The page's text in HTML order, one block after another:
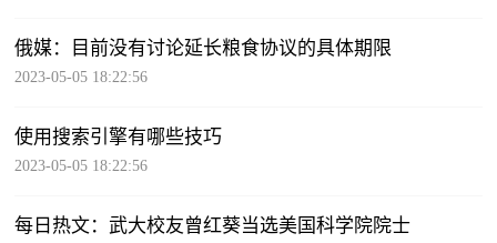
俄媒：目前没有讨论延长粮食协议的具体期限
2023-05-05 18:22:56
使用搜索引擎有哪些技巧
2023-05-05 18:22:56
每日热文：武大校友曾红葵当选美国科学院院士